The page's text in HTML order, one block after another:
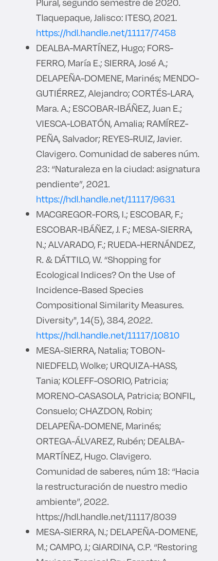
Tlaquepaque, Jalisco: ITESO, 2021.
https://hdl.handle.net/11117/7458
DEALBA-MARTÍNEZ, Hugo; FORS-
FERRO, María E.; SIERRA, José A.;
DELAPEÑA-DOMENE, Marinés; MENDO-
GUTIÉRREZ, Alejandro; CORTÉS-LARA,
Mara. A.; ESCOBAR-IBÁÑEZ, Juan E.;
VIESCA-LOBATÓN, Amalia; RAMÍREZ-
PEÑA, Salvador; REYES-RUIZ, Javier.
Clavigero. Comunidad de saberes núm.
23: “Naturaleza en la ciudad: asignatura
pendiente”, 2021.
https://hdl.handle.net/11117/9631
MACGREGOR-FORS, I.; ESCOBAR, F.;
ESCOBAR-IBÁÑEZ, J. F.; MESA-SIERRA,
N.; ALVARADO, F.; RUEDA-HERNÁNDEZ,
R. & DÁTTILO, W. “Shopping for
Ecological Indices? On the Use of
Incidence-Based Species
Compositional Similarity Measures.
Diversity", 14(5), 384, 2022.
https://hdl.handle.net/11117/10810
MESA-SIERRA, Natalia; TOBON-
NIEDFELD, Wolke; URQUIZA-HASS,
Tania; KOLEFF-OSORIO, Patricia;
MORENO-CASASOLA, Patricia; BONFIL,
Consuelo; CHAZDON, Robin;
DELAPEÑA-DOMENE, Marinés;
ORTEGA-ÁLVAREZ, Rubén; DEALBA-
MARTÍNEZ, Hugo. Clavigero.
Comunidad de saberes, núm 18: “Hacia
la restructuración de nuestro medio
ambiente”, 2022.
https://hdl.handle.net/11117/8039
MESA-SIERRA, N.; DELAPEÑA-DOMENE,
M.; CAMPO, J.; GIARDINA, C.P. “Restoring